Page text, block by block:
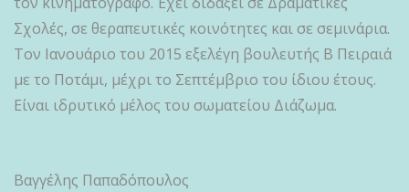
Σχολές, σε θεραπευτικές κοινότητες και σε σεμινάρια.
Τον Ιανουάριο του 2015 εξελέγη βουλευτής Β Πειραιά
με το Ποτάμι, μέχρι το Σεπτέμβριο του ίδιου έτους.
Είναι ιδρυτικό μέλος του σωματείου Διάζωμα.
Βαγγέλης Παπαδόπουλος